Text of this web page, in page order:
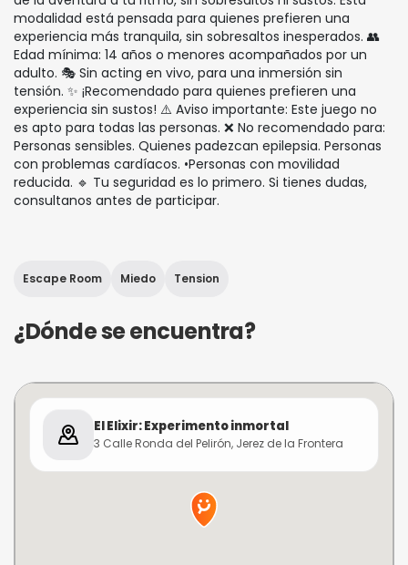
modalidad está pensada para quienes prefieren una
experiencia más tranquila, sin sobresaltos inesperados. 👥
Edad mínima: 14 años o menores acompañados por un
adulto. 🎭 Sin acting en vivo, para una inmersión sin
tensión. ✨ ¡Recomendado para quienes prefieren una
experiencia sin sustos! ⚠️ Aviso importante: Este juego no
es apto para todas las personas. ❌ No recomendado para:
Personas sensibles. Quienes padezcan epilepsia. Personas
con problemas cardíacos. •Personas con movilidad
reducida. 🔹 Tu seguridad es lo primero. Si tienes dudas,
consultanos antes de participar.
Escape Room Miedo Tension
¿Dónde se encuentra?
El Elixir: Experimento inmortal
3 Calle Ronda del Pelirón, Jerez de la Frontera